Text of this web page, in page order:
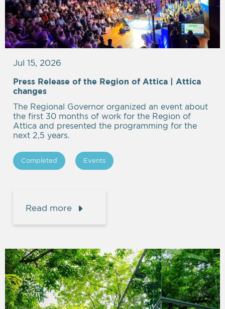
Jul 15, 2026
Press Release of the Region of Attica | Attica
changes
The Regional Governor organized an event about
the first 30 months of work for the Region of
Attica and presented the programming for the
next 2,5 years.
Completed Events
Read more